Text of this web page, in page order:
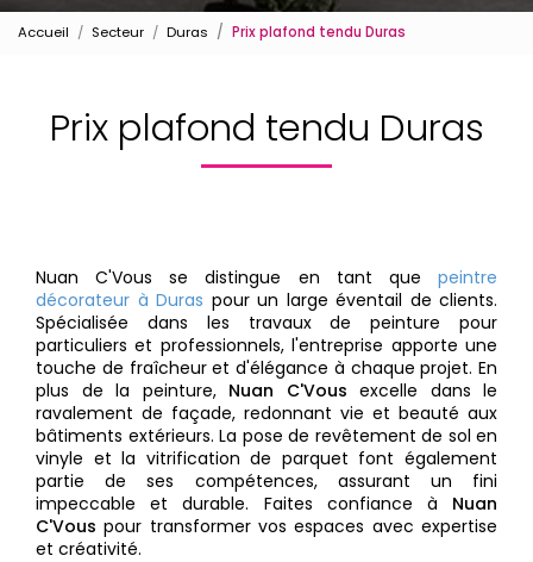
Accueil Secteur Duras Prix plafond tendu Duras
Prix plafond tendu Duras
Nuan C'Vous se distingue en tant que peintre
décorateur à Duras pour un large éventail de clients.
Spécialisée dans les travaux de peinture pour
particuliers et professionnels, l'entreprise apporte une
touche de fraîcheur et d'élégance à chaque projet. En
plus de la peinture, Nuan C'Vous excelle dans le
ravalement de façade, redonnant vie et beauté aux
bâtiments extérieurs. La pose de revêtement de sol en
vinyle et la vitrification de parquet font également
partie de ses compétences, assurant un fini
impeccable et durable. Faites confiance à Nuan
C'Vous pour transformer vos espaces avec expertise
et créativité.